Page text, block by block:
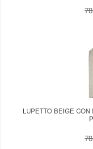
LUPETTO BEIGE